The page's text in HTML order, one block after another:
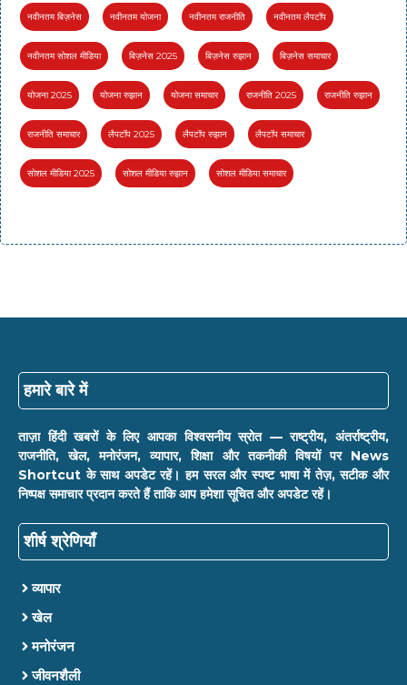
नवीनतम बिज़नेस नवीनतम योजना नवीनतम राजनीति नवीनतम लैपटॉप
नवीनतम सोशल मीडिया बिज़नेस 2025 बिज़नेस रुझान बिज़नेस समाचार
योजना 2025 योजना रुझान योजना समाचार राजनीति 2025 राजनीति रुझान
राजनीति समाचार लैपटॉप 2025 लैपटॉप रुझान लैपटॉप समाचार
सोशल मीडिया 2025 सोशल मीडिया रुझान सोशल मीडिया समाचार
हमारे बारे में
ताज़ा हिंदी खबरों के लिए आपका विश्वसनीय स्रोत — राष्ट्रीय, अंतर्राष्ट्रीय,
राजनीति, खेल, मनोरंजन, व्यापार, शिक्षा और तकनीकी विषयों पर News
Shortcut के साथ अपडेट रहें। हम सरल और स्पष्ट भाषा में तेज़, सटीक और
निष्पक्ष समाचार प्रदान करते हैं ताकि आप हमेशा सूचित और अपडेट रहें।
शीर्ष श्रेणियाँ
व्यापार
खेल
मनोरंजन
जीवनशैली